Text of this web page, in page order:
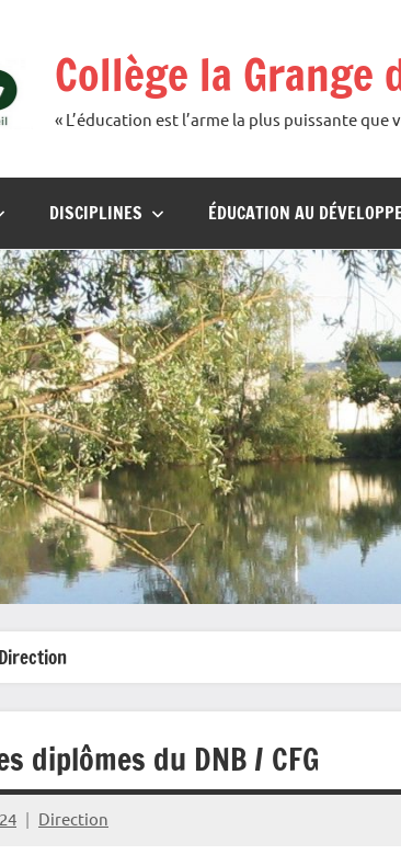
Collège la Grange
« L’éducation est l’arme la plus puissante
DISCIPLINES ÉDUCATION AU
Direction
diplômes du DNB / CFG
Direction